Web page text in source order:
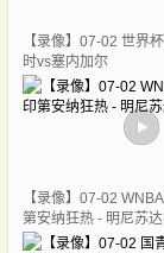
【录像】07-02 世界
时vs塞内加尔
【录像】07-02
第安纳狂热 - 明尼苏